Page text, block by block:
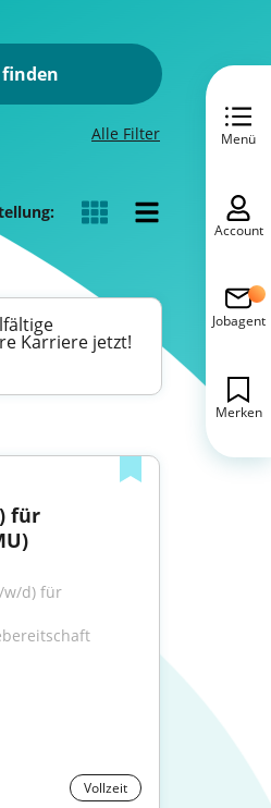
finden
Alle Filter
Karriere jetzt!
für
d) für
Vollzeit
Menü
Account
Jobagent
Merken